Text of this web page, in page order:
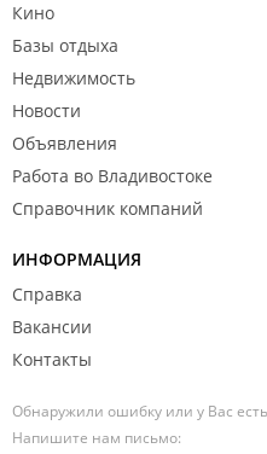
Кино
Базы отдыха
Недвижимость
Новости
Объявления
Работа во Владивостоке
Справочник компаний
ИНФОРМАЦИЯ
Справка
Вакансии
Контакты
Обнаружили ошибку или у Вас
Напишите нам письмо: